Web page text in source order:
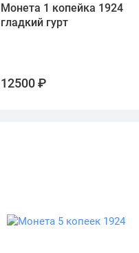
Монета 1 копейка 1924
гладкий гурт
12500 ₽